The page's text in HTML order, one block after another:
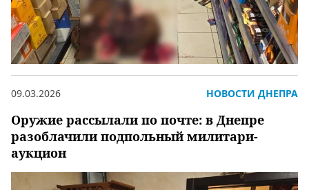
Оружие рассылали по почте: в Днепре
разоблачили подпольный милитари-
аукцион
09.03.2026 НОВОСТИ ДНЕПРА